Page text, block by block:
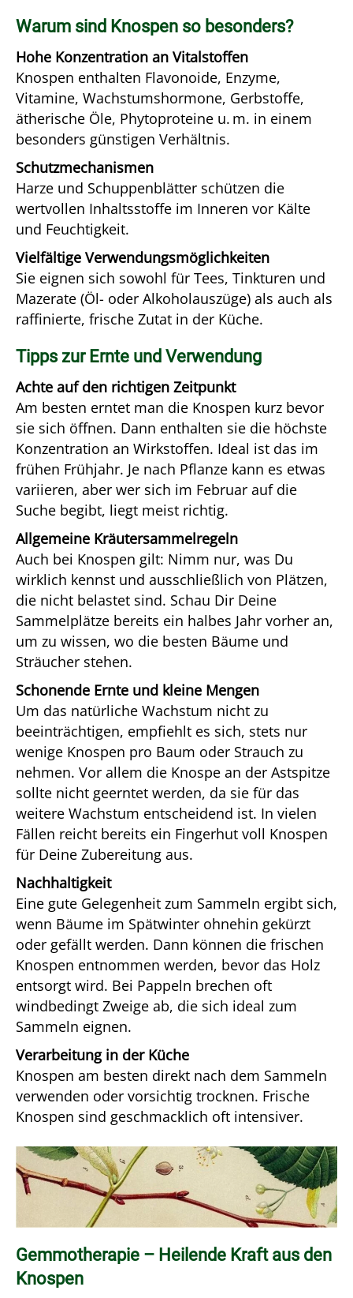
Warum sind Knospen so besonders?
Hohe Konzentration an Vitalstoffen
Knospen enthalten Flavonoide, Enzyme,
Vitamine, Wachstumshormone, Gerbstoffe,
ätherische Öle, Phytoproteine u. m. in einem
besonders günstigen Verhältnis.
Schutzmechanismen
Harze und Schuppenblätter schützen die
wertvollen Inhaltsstoffe im Inneren vor Kälte
und Feuchtigkeit.
Vielfältige Verwendungsmöglichkeiten
Sie eignen sich sowohl für Tees, Tinkturen und
Mazerate (Öl- oder Alkoholauszüge) als auch als
raffinierte, frische Zutat in der Küche.
Tipps zur Ernte und Verwendung
Achte auf den richtigen Zeitpunkt
Am besten erntet man die Knospen kurz bevor
sie sich öffnen. Dann enthalten sie die höchste
Konzentration an Wirkstoffen. Ideal ist das im
frühen Frühjahr. Je nach Pflanze kann es etwas
variieren, aber wer sich im Februar auf die
Suche begibt, liegt meist richtig.
Allgemeine Kräutersammelregeln
Auch bei Knospen gilt: Nimm nur, was Du
wirklich kennst und ausschließlich von Plätzen,
die nicht belastet sind. Schau Dir Deine
Sammelplätze bereits ein halbes Jahr vorher an,
um zu wissen, wo die besten Bäume und
Sträucher stehen.
Schonende Ernte und kleine Mengen
Um das natürliche Wachstum nicht zu
beeinträchtigen, empfiehlt es sich, stets nur
wenige Knospen pro Baum oder Strauch zu
nehmen. Vor allem die Knospe an der Astspitze
sollte nicht geerntet werden, da sie für das
weitere Wachstum entscheidend ist. In vielen
Fällen reicht bereits ein Fingerhut voll Knospen
für Deine Zubereitung aus.
Nachhaltigkeit
Eine gute Gelegenheit zum Sammeln ergibt sich,
wenn Bäume im Spätwinter ohnehin gekürzt
oder gefällt werden. Dann können die frischen
Knospen entnommen werden, bevor das Holz
entsorgt wird. Bei Pappeln brechen oft
windbedingt Zweige ab, die sich ideal zum
Sammeln eignen.
Verarbeitung in der Küche
Knospen am besten direkt nach dem Sammeln
verwenden oder vorsichtig trocknen. Frische
Knospen sind geschmacklich oft intensiver.
Gemmotherapie – Heilende Kraft aus den
Knospen